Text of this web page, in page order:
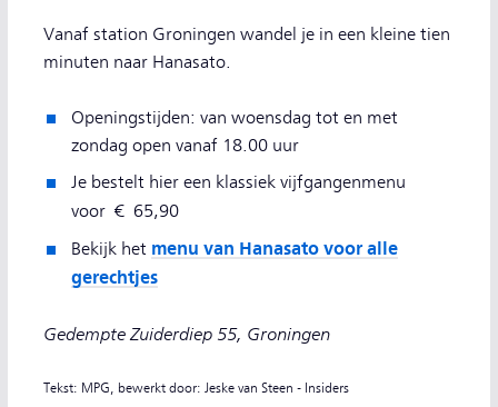
Vanaf station Groningen wandel je in een kleine tien
minuten naar Hanasato.
Openingstijden: van woensdag tot en met
zondag open vanaf 18.00 uur
Je bestelt hier een klassiek vijfgangenmenu
voor € 65,90
Bekijk het menu van Hanasato voor alle
gerechtjes
Gedempte Zuiderdiep 55, Groningen
Tekst: MPG, bewerkt door: Jeske van Steen - Insiders